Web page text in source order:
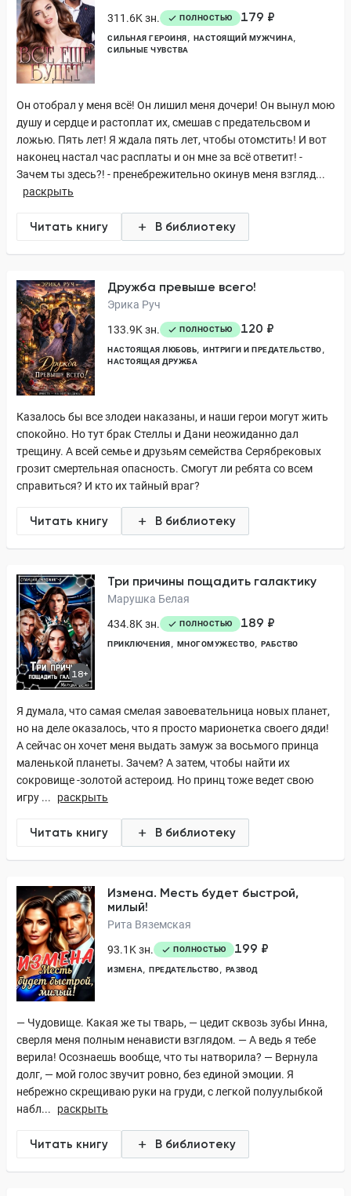
311.6K зн.
ПОЛНОСТЬЮ 179 ₽
СИЛЬНАЯ ГЕРОИНЯ
НАСТОЯЩИЙ МУЖЧИНА
СИЛЬНЫЕ ЧУВСТВА
Он отобрал у меня всё! Он лишил меня дочери! Он вынул мою
душу и сердце и растоплат их, смешав с предательсвом и
ложью. Пять лет! Я ждала пять лет, чтобы отомстить! И вот
наконец настал час расплаты и он мне за всё ответит! -
Зачем ты здесь?! - пренебрежительно окинув меня взгляд...
раскрыть
Читать книгу В библиотеку
Дружба превыше всего!
Эрика Руч
133.9K зн.
ПОЛНОСТЬЮ 120 ₽
НАСТОЯЩАЯ ЛЮБОВЬ
ИНТРИГИ И ПРЕДАТЕЛЬСТВО
НАСТОЯЩАЯ ДРУЖБА
Казалось бы все злодеи наказаны, и наши герои могут жить
спокойно. Но тут брак Стеллы и Дани неожиданно дал
трещину. А всей семье и друзьям семейства Серябрековых
грозит смертельная опасность. Смогут ли ребята со всем
справиться? И кто их тайный враг?
Читать книгу В библиотеку
18+
Три причины пощадить галактику
Марушка Белая
434.8K зн.
ПОЛНОСТЬЮ 189 ₽
ПРИКЛЮЧЕНИЯ МНОГОМУЖЕСТВО РАБСТВО
Я думала, что самая смелая завоевательница новых планет,
но на деле оказалось, что я просто марионетка своего дяди!
А сейчас он хочет меня выдать замуж за восьмого принца
маленькой планеты. Зачем? А затем, чтобы найти их
сокровище -золотой астероид. Но принц тоже ведет свою
игру ...
раскрыть
Читать книгу В библиотеку
Измена. Месть будет быстрой,
милый!
Рита Вяземская
93.1K зн.
ПОЛНОСТЬЮ 199 ₽
ИЗМЕНА ПРЕДАТЕЛЬСТВО РАЗВОД
— Чудовище. Какая же ты тварь, — цедит сквозь зубы Инна,
сверля меня полным ненависти взглядом. — А ведь я тебе
верила! Осознаешь вообще, что ты натворила? — Вернула
долг, — мой голос звучит ровно, без единой эмоции. Я
небрежно скрещиваю руки на груди, с легкой полуулыбкой
набл...
раскрыть
Читать книгу В библиотеку